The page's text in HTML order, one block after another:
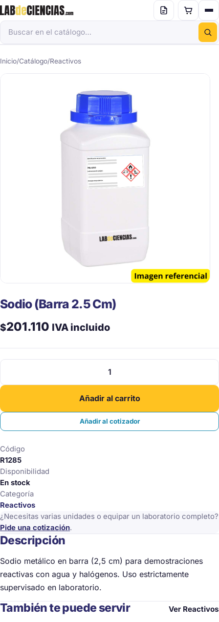
Inicio/Catálogo/Reactivos
Sodio (Barra 2.5 Cm)
$201.110 IVA incluido
Sodio
2.5
cantidad
Añadir al carrito
Añadir al cotizador
Código
R1285
Disponibilidad
En stock
Categoría
Reactivos
¿Necesitas varias unidades o equipar un laboratorio completo?
Pide una cotización.
Descripción
Sodio metálico en barra (2,5 cm) para demostraciones
reactivas con agua y halógenos. Uso estrictamente
supervisado en laboratorio.
También te puede servir Ver Reactivos